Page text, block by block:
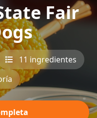
Fair
11 ingredientes